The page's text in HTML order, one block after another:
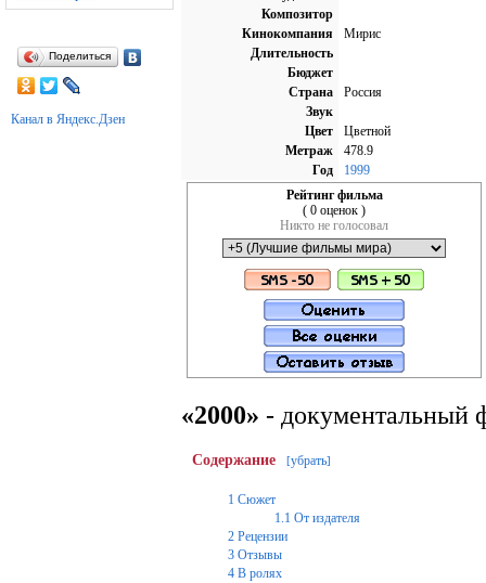
Поделиться
Канал в Яндекс.Дзен
Композитор
Кинокомпания
Мирис
Длительность
Бюджет
Страна
Россия
Звук
Цвет
Цветной
Метраж
478.9
Год
1999
Рейтинг фильма
( 0 оценок )
Никто не голосовал
«2000» - документальный
Содержание [убрать]
1 Сюжет
1.1 От издателя
2 Рецензии
3 Отзывы
4 В ролях